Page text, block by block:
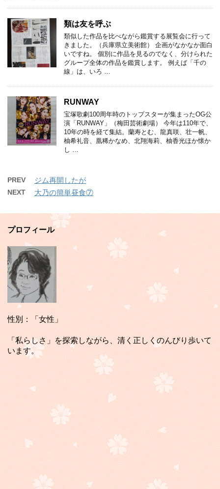
類は友を呼ぶ
類似した作品を比べながら鑑賞する展覧会に行って
きました。（兵庫県立美術館） 企画がなかなか面白
いですね。 個別に作品を見るのでなく、分けられた
グループ全体の作品を鑑賞します。 例えば「千の
線」は、いろ …
RUNWAY
宝塚歌劇100周年時のトップスターが集まったOG公
演「RUNWAY」（梅田芸術劇場） 今年は110年で、
10年の時を経て集結。蘭寿とむ、龍真咲、壮一帆、
柚希礼音、凰稀かなめ、北翔海莉、柚香光ほか懐か
し …
PREV ジム再開したが
NEXT 大乃の簡単昼食⑦
プロフィール
性別：「女性」
「私らしさ」を探索しながら、清く正しくのんびり歩いて
います。